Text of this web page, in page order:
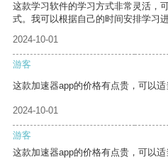
这款学习软件的学习方式非常灵活，
式。我可以根据自己的时间安排学习进
2024-10-01
游客
这款加速器app的价格有点贵，可以适
2024-10-01
游客
这款加速器app的价格有点贵，可以